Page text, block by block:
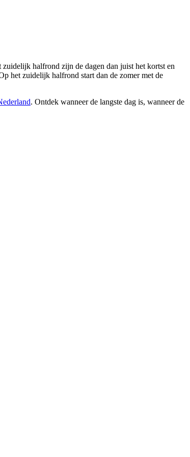
halfrond zijn de dagen dan juist het kortst en
het zuidelijk halfrond start dan de zomer met de
. Ontdek wanneer de langste dag is, wanneer de